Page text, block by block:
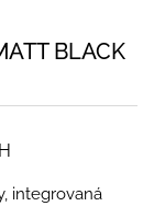
BLACK
integrovaná